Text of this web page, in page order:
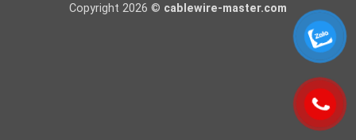
Delivery
Copyright 2026 © cablewire-master.com